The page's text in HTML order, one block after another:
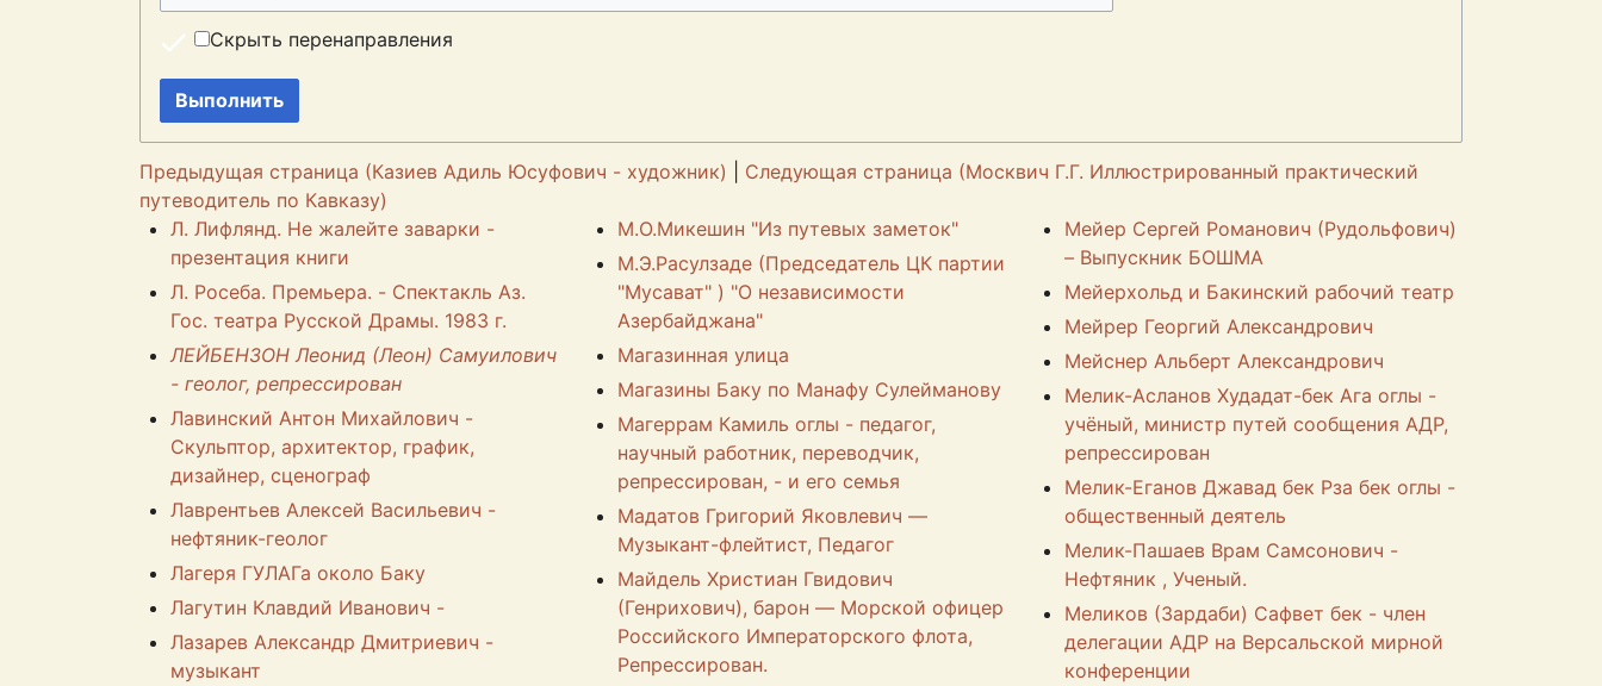
Скрыть перенаправления
Выполнить
Предыдущая страница (Казиев Адиль Юсуфович - художник)
Следующая страница (Москвич Г.Г. Иллюстрированный практический
путеводитель по Кавказу)
Л. Лифлянд. Не жалейте заварки -
презентация книги
Л. Росеба. Премьера. - Спектакль Аз.
Гос. театра Русской Драмы. 1983 г.
ЛЕЙБЕНЗОН Леонид (Леон) Самуилович
- геолог, репрессирован
Лавинский Антон Михайлович -
Скульптор, архитектор, график,
дизайнер, сценограф
Лаврентьев Алексей Васильевич -
нефтяник-геолог
Лагеря ГУЛАГа около Баку
Лагутин Клавдий Иванович -
Лазарев Александр Дмитриевич -
музыкант
М.О.Микешин "Из путевых заметок"
М.Э.Расулзаде (Председатель ЦК партии
"Мусават" ) "О независимости
Азербайджана"
Магазинная улица
Магазины Баку по Манафу Сулейманову
Магеррам Камиль оглы - педагог,
научный работник, переводчик,
репрессирован, - и его семья
Мадатов Григорий Яковлевич —
Музыкант-флейтист, Педагог
Майдель Христиан Гвидович
(Генрихович), барон — Морской офицер
Российского Императорского флота,
Репрессирован.
Мейер Сергей Романович (Рудольфович)
– Выпускник БОШМА
Мейерхольд и Бакинский рабочий театр
Мейрер Георгий Александрович
Мейснер Альберт Александрович
Мелик-Асланов Худадат-бек Ага оглы -
учёный, министр путей сообщения АДР,
репрессирован
Мелик-Еганов Джавад бек Рза бек оглы -
общественный деятель
Мелик-Пашаев Врам Самсонович -
Нефтяник , Ученый.
Меликов (Зардаби) Сафвет бек - член
делегации АДР на Версальской мирной
конференции